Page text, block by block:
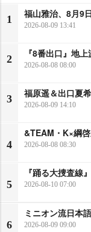
1
福山雅治、8月9
2026-08-09 13:41
2
『8番出口』地
2026-08-08 08:00
3
福原遥＆出口夏
2026-08-09 14:10
4
&TEAM・K×綱啓
2026-08-08 08:30
5
『踊る大捜査線
2026-08-10 07:00
6
ミニオン流日本
2026-08-09 09:00